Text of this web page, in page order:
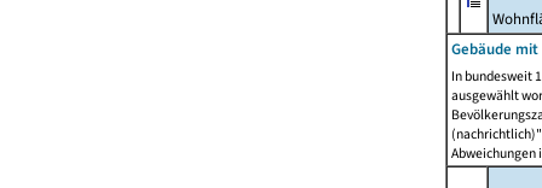
Gebäude
In bundesweit
ausgewählt
Abweichungen